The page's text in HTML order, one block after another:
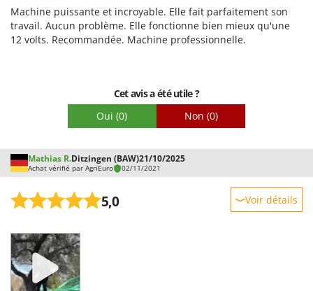
Machine puissante et incroyable. Elle fait parfaitement son
travail. Aucun problème. Elle fonctionne bien mieux qu'une
12 volts. Recommandée. Machine professionnelle.
Cet avis a été utile ?
Oui (0) Non (0)
Mathias R.Ditzingen (BAW)21/10/2025
Achat vérifié par AgriEuro 02/11/2021
5,0 Voir détails
Prestations
Facilité d'utilisation
Qualité / Prix